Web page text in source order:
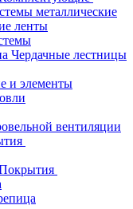
металлические
ленты
Чердачные лестницы
и элементы
вентиляции